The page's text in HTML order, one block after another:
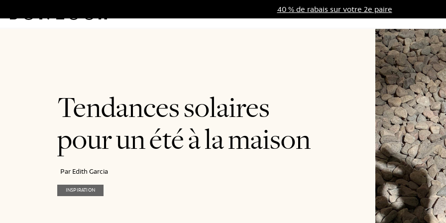
40 % de rabais sur votre 2e paire
Soldes
Tendances solaires
pour un été à la maison
Par Edith Garcia
INSPIRATION